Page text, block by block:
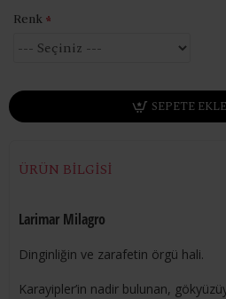
Renk
SEPETE EKLE
ÜRÜN BİLGİSİ
Larimar Milagro
Dinginliğin ve zarafetin örgü hali.
Karayipler’in nadir bulunan,